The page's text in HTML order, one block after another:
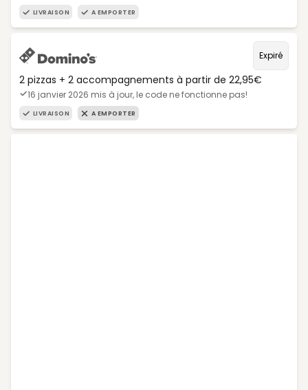
LIVRAISON A EMPORTER
Expiré
2 pizzas + 2 accompagnements à partir de 22,95€
16 janvier 2026 mis à jour, le code ne fonctionne pas!
LIVRAISON A EMPORTER